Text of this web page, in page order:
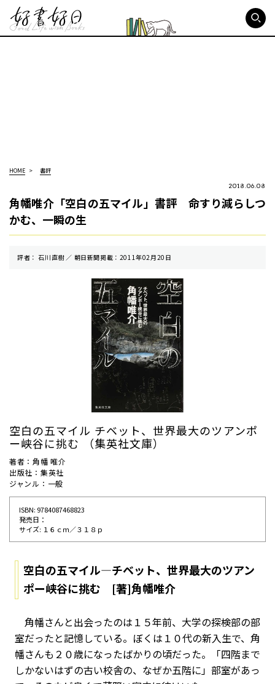
HOME 書評
2018.06.08
角幡唯介「空白の五マイル」書評 命すり減らしつ
かむ、一瞬の生
評者： 石川直樹 ／ 朝⽇新聞掲載：2011年02月20日
空白の五マイル チベット、世界最大のツアンポ
ー峡谷に挑む （集英社文庫）
著者：角幡 唯介
出版社：集英社
ジャンル：一般
ISBN: 9784087468823
発売⽇：
サイズ: １６ｃｍ／３１８ｐ
空白の五マイル―チベット、世界最大のツアン
ポー峡谷に挑む [著]角幡唯介
角幡さんと出会ったのは１５年前、大学の探検部の部
室だったと記憶している。ぼくは１０代の新入生で、角
幡さんも２０歳になったばかりの頃だった。「四階まで
しかないはずの古い校舎の、なぜか五階に」部室があっ